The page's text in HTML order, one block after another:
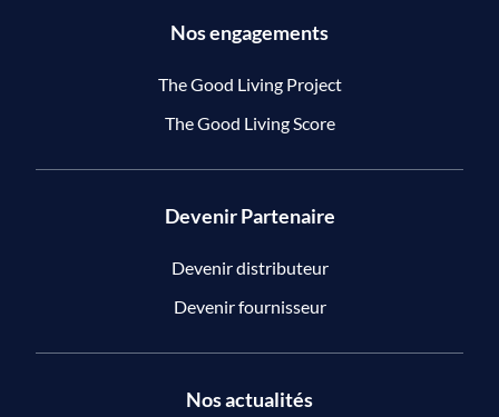
Nos engagements
The Good Living Project
The Good Living Score
Devenir Partenaire
Devenir distributeur
Devenir fournisseur
Nos actualités